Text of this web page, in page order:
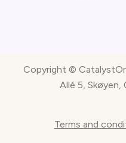
Copyright ©
Allé 5,
Terms and